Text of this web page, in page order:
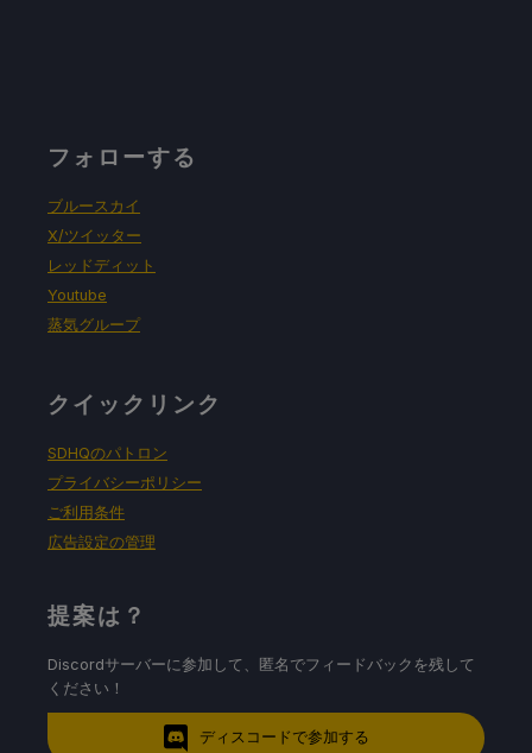
フォローする
ブルースカイ
X/ツイッター
レッドディット
Youtube
蒸気グループ
クイックリンク
SDHQのパトロン
プライバシーポリシー
ご利用条件
広告設定の管理
提案は？
Discordサーバーに参加して、匿名でフィードバックを残して
ください！
ディスコードで参加する